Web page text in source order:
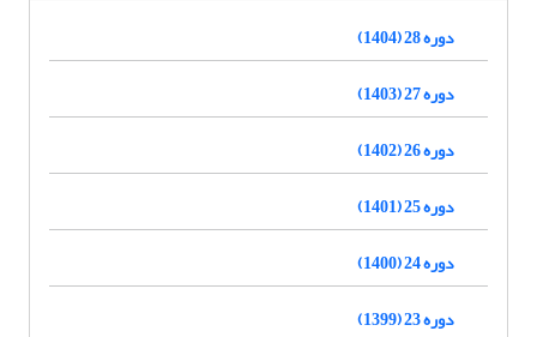
دوره 28 (1404)
دوره 27 (1403)
دوره 26 (1402)
دوره 25 (1401)
دوره 24 (1400)
دوره 23 (1399)